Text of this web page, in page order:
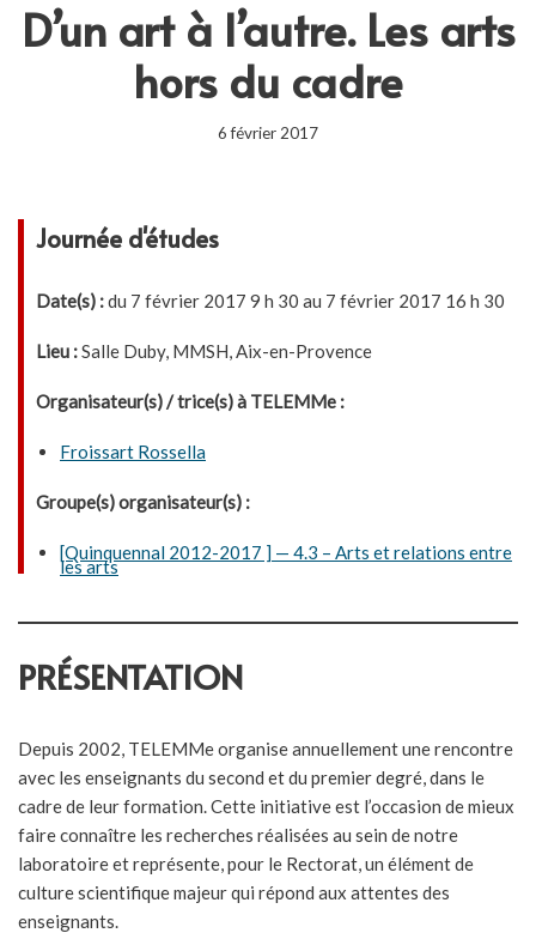
D’un art à l’autre. Les arts
hors du cadre
6 février 2017
Journée d'études
Date(s) :du 7 février 2017 9 h 30 au 7 février 2017 16 h 30
Lieu :Salle Duby, MMSH, Aix-en-Provence
Organisateur(s) / trice(s) à TELEMMe :
Froissart Rossella
Groupe(s) organisateur(s) :
[Quinquennal 2012-2017 ] — 4.3 – Arts et relations entre
les arts
PRÉSENTATION
Depuis 2002, TELEMMe organise annuellement une rencontre
avec les enseignants du second et du premier degré, dans le
cadre de leur formation. Cette initiative est l’occasion de mieux
faire connaître les recherches réalisées au sein de notre
laboratoire et représente, pour le Rectorat, un élément de
culture scientifique majeur qui répond aux attentes des
enseignants.